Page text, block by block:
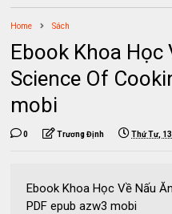
Home Sách
Ebook Khoa Học
Science Of
mobi
0 Trương Định Thứ Tư,
Ebook Khoa Học Về Nấu
PDF epub azw3 mobi